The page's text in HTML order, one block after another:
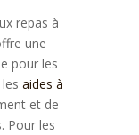
repas à
une
pour les
aides à
et de
Pour les